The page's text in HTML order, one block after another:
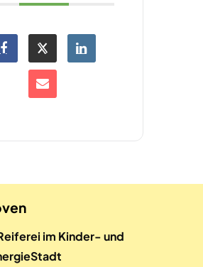
im Kinder- und